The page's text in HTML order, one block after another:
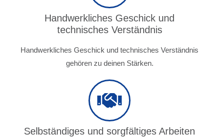
Handwerkliches Geschick und
technisches Verständnis
Handwerkliches Geschick und technisches Verständnis
gehören zu deinen Stärken.
Selbständiges und sorgfältiges Arbeiten